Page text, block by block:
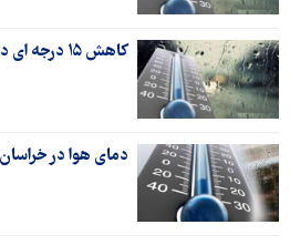
کاهش ۱۵ درجه ای دمای هوا در مشهد
دمای هوا در